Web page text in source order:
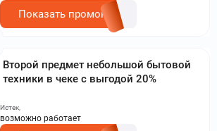
Показать промокод
Второй предмет небольшой бытовой
техники в чеке с выгодой 20%
Истек,
возможно работает